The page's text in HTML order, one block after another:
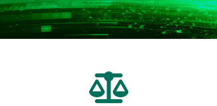
balance-